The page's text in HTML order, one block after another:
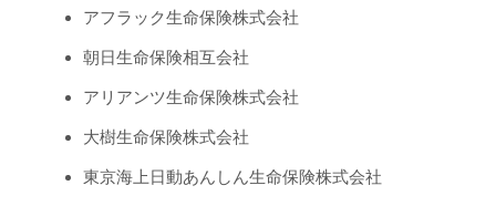
アフラック生命保険株式会社
朝日生命保険相互会社
アリアンツ生命保険株式会社
大樹生命保険株式会社
東京海上日動あんしん生命保険株式会社